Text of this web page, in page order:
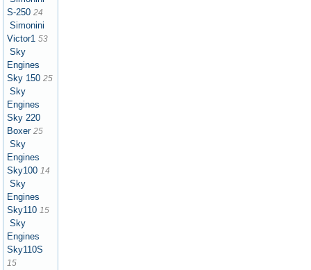
S-250 24
Simonini
Victor1 53
Sky
Engines
Sky 150 25
Sky
Engines
Sky 220
Boxer 25
Sky
Engines
Sky100 14
Sky
Engines
Sky110 15
Sky
Engines
Sky110S
15